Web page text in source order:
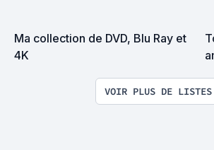
Ma collection de DVD, Blu Ray et
4K
VOIR PLUS DE LISTES